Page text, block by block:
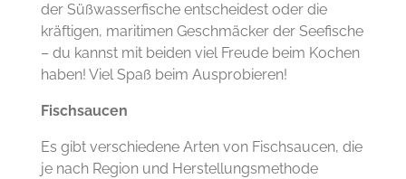
der Süßwasserfische entscheidest oder die
kräftigen, maritimen Geschmäcker der Seefische
– du kannst mit beiden viel Freude beim Kochen
haben! Viel Spaß beim Ausprobieren!
Fischsaucen
Es gibt verschiedene Arten von Fischsaucen, die
je nach Region und Herstellungsmethode